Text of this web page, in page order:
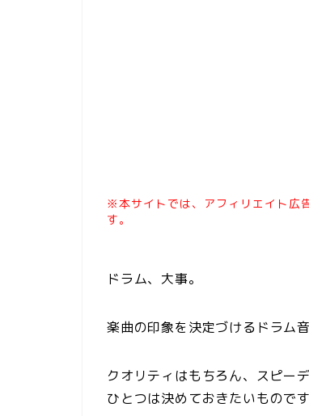
※本サイトでは、アフィリエイト広
す。
ドラム、大事。
楽曲の印象を決定づけるドラム音
クオリティはもちろん、スピー
ひとつは決めておきたいものです